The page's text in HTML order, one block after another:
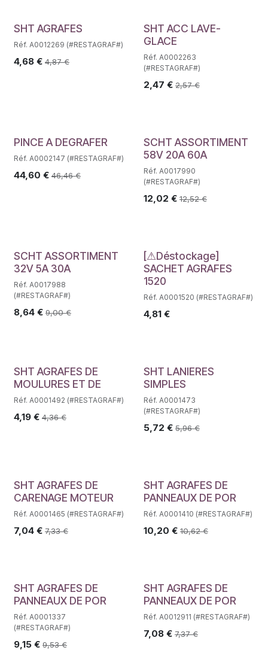
SHT AGRAFES
Réf. A0012269 (#RESTAGRAF#)
4,68 € 4,87€
SHT ACC LAVE-
GLACE
Réf. A0002263
(#RESTAGRAF#)
2,47 € 2,57€
PINCE A DEGRAFER
Réf. A0002147 (#RESTAGRAF#)
44,60 € 46,46€
SCHT ASSORTIMENT
58V 20A 60A
Réf. A0017990
(#RESTAGRAF#)
12,02 € 12,52€
SCHT ASSORTIMENT
32V 5A 30A
Réf. A0017988
(#RESTAGRAF#)
8,64 € 9,00€
Déstockage
[⚠Déstockage]
SACHET AGRAFES
1520
Réf. A0001520 (#RESTAGRAF#)
4,81€
SHT AGRAFES DE
MOULURES ET DE
Réf. A0001492 (#RESTAGRAF#)
4,19 € 4,36€
SHT LANIERES
SIMPLES
Réf. A0001473
(#RESTAGRAF#)
5,72 € 5,96€
SHT AGRAFES DE
CARENAGE MOTEUR
Réf. A0001465 (#RESTAGRAF#)
7,04 € 7,33€
SHT AGRAFES DE
PANNEAUX DE POR
Réf. A0001410 (#RESTAGRAF#)
10,20 € 10,62€
SHT AGRAFES DE
PANNEAUX DE POR
Réf. A0001337
(#RESTAGRAF#)
9,15 € 9,53€
SHT AGRAFES DE
PANNEAUX DE POR
Réf. A0012911 (#RESTAGRAF#)
7,08€ 7,37€